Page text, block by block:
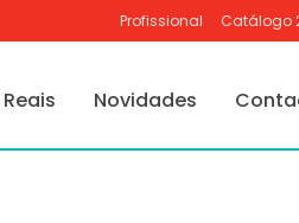
Profissional Catálogo
Novidades